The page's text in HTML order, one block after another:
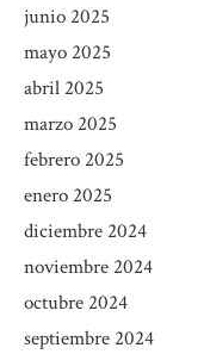
junio 2025
mayo 2025
abril 2025
marzo 2025
febrero 2025
enero 2025
diciembre 2024
noviembre 2024
octubre 2024
septiembre 2024